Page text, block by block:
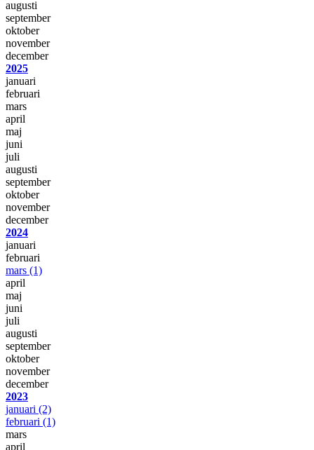
augusti
september
oktober
november
december
2025
januari
februari
mars
april
maj
juni
juli
augusti
september
oktober
november
december
2024
januari
februari
mars (1)
april
maj
juni
juli
augusti
september
oktober
november
december
2023
januari (2)
februari (1)
mars
april